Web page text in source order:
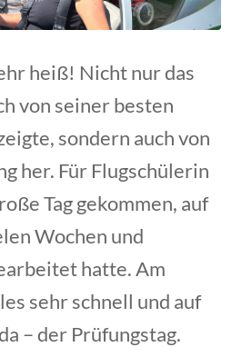
heiß! Nicht nur das
von seiner besten
sondern auch von
her. Für Flugschülerin
Tag gekommen, auf
Wochen und
hatte. Am
sehr schnell und auf
– der Prüfungstag.